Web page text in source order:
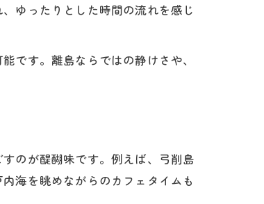
ゆったりとした時間の流れを感じ
です。離島ならではの静けさや、
のが醍醐味です。例えば、弓削島
海を眺めながらのカフェタイムも